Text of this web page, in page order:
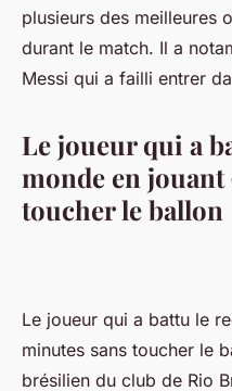
plusieurs des meilleures
durant le match. Il a
Messi qui a failli entrer
Le joueur qui a
monde en
toucher le ballon
Le joueur qui a battu le
minutes sans toucher le
brésilien du club de Rio